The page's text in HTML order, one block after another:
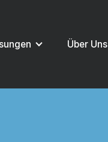
Über Uns